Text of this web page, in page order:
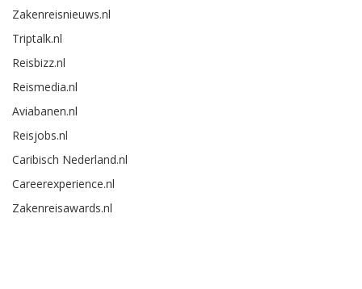
Zakenreisnieuws.nl
Triptalk.nl
Reisbizz.nl
Reismedia.nl
Aviabanen.nl
Reisjobs.nl
Caribisch Nederland.nl
Careerexperience.nl
Zakenreisawards.nl